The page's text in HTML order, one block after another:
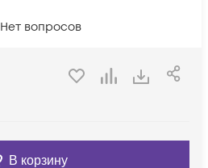
Нет вопросов
В корзину